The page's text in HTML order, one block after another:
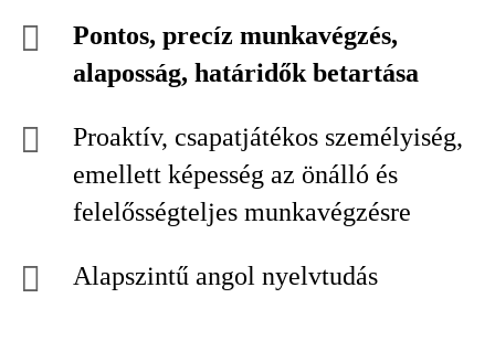
Pontos, precíz munkavégzés,
alaposság, határidők betartása
Proaktív, csapatjátékos személyiség,
emellett képesség az önálló és
felelősségteljes munkavégzésre
Alapszintű angol nyelvtudás